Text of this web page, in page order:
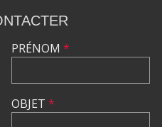
PRÉNOM *
OBJET *